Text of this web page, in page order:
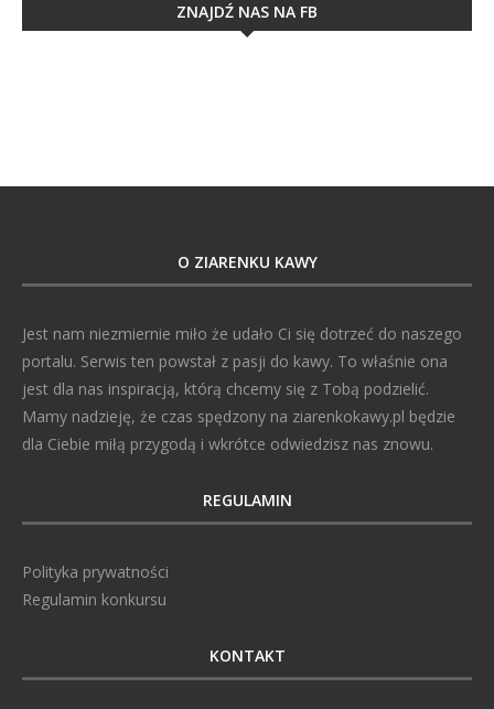
ZNAJDŹ NAS NA FB
O ZIARENKU KAWY
Jest nam niezmiernie miło że udało Ci się dotrzeć do naszego
portalu. Serwis ten powstał z pasji do kawy. To właśnie ona
jest dla nas inspiracją, którą chcemy się z Tobą podzielić.
Mamy nadzieję, że czas spędzony na ziarenkokawy.pl będzie
dla Ciebie miłą przygodą i wkrótce odwiedzisz nas znowu.
REGULAMIN
Polityka prywatności
Regulamin konkursu
KONTAKT